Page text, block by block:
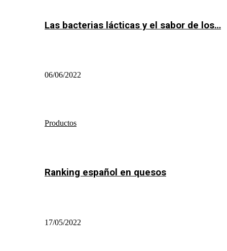
Las bacterias lácticas y el sabor de los…
06/06/2022
Productos
Ranking español en quesos
17/05/2022